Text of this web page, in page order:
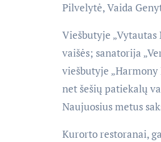
Pilvelytė, Vaida
Viešbutyje „Vytautas
vaišės; sanatorija
viešbutyje „Harmony
net šešių patiekalų
Naujuosius metus
Kurorto restoranai,